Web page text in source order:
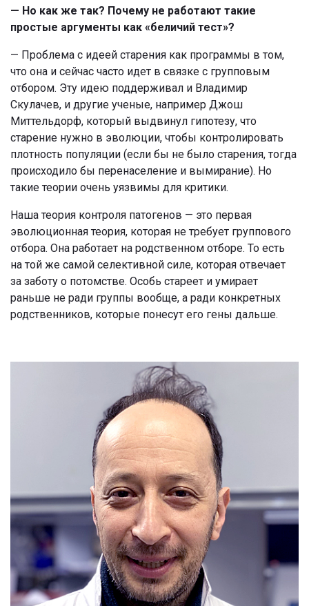
— Но как же так? Почему не работают такие
простые аргументы как «беличий тест»?
— Проблема с идеей старения как программы в том,
что она и сейчас часто идет в связке с групповым
отбором. Эту идею поддерживал и Владимир
Скулачев, и другие ученые, например Джош
Миттельдорф, который выдвинул гипотезу, что
старение нужно в эволюции, чтобы контролировать
плотность популяции (если бы не было старения, тогда
происходило бы перенаселение и вымирание). Но
такие теории очень уязвимы для критики.
Наша теория контроля патогенов — это первая
эволюционная теория, которая не требует группового
отбора. Она работает на родственном отборе. То есть
на той же самой селективной силе, которая отвечает
за заботу о потомстве. Особь стареет и умирает
раньше не ради группы вообще, а ради конкретных
родственников, которые понесут его гены дальше.